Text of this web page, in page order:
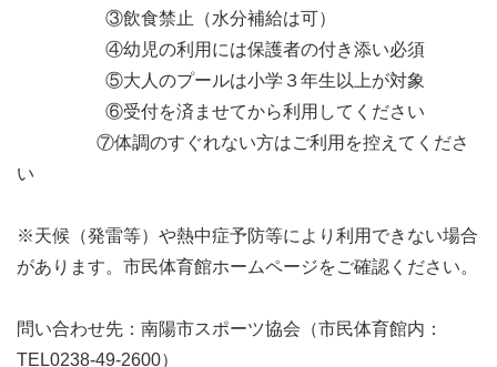
③飲食禁止（水分補給は可）
④幼児の利用には保護者の付き添い必須
⑤大人のプールは小学３年生以上が対象
⑥受付を済ませてから利用してください
⑦体調のすぐれない方はご利用を控えてくださ
い
※天候（発雷等）や熱中症予防等により利用できない場合
があります。市民体育館ホームページをご確認ください。
問い合わせ先：南陽市スポーツ協会（市民体育館内：
TEL0238-49-2600）